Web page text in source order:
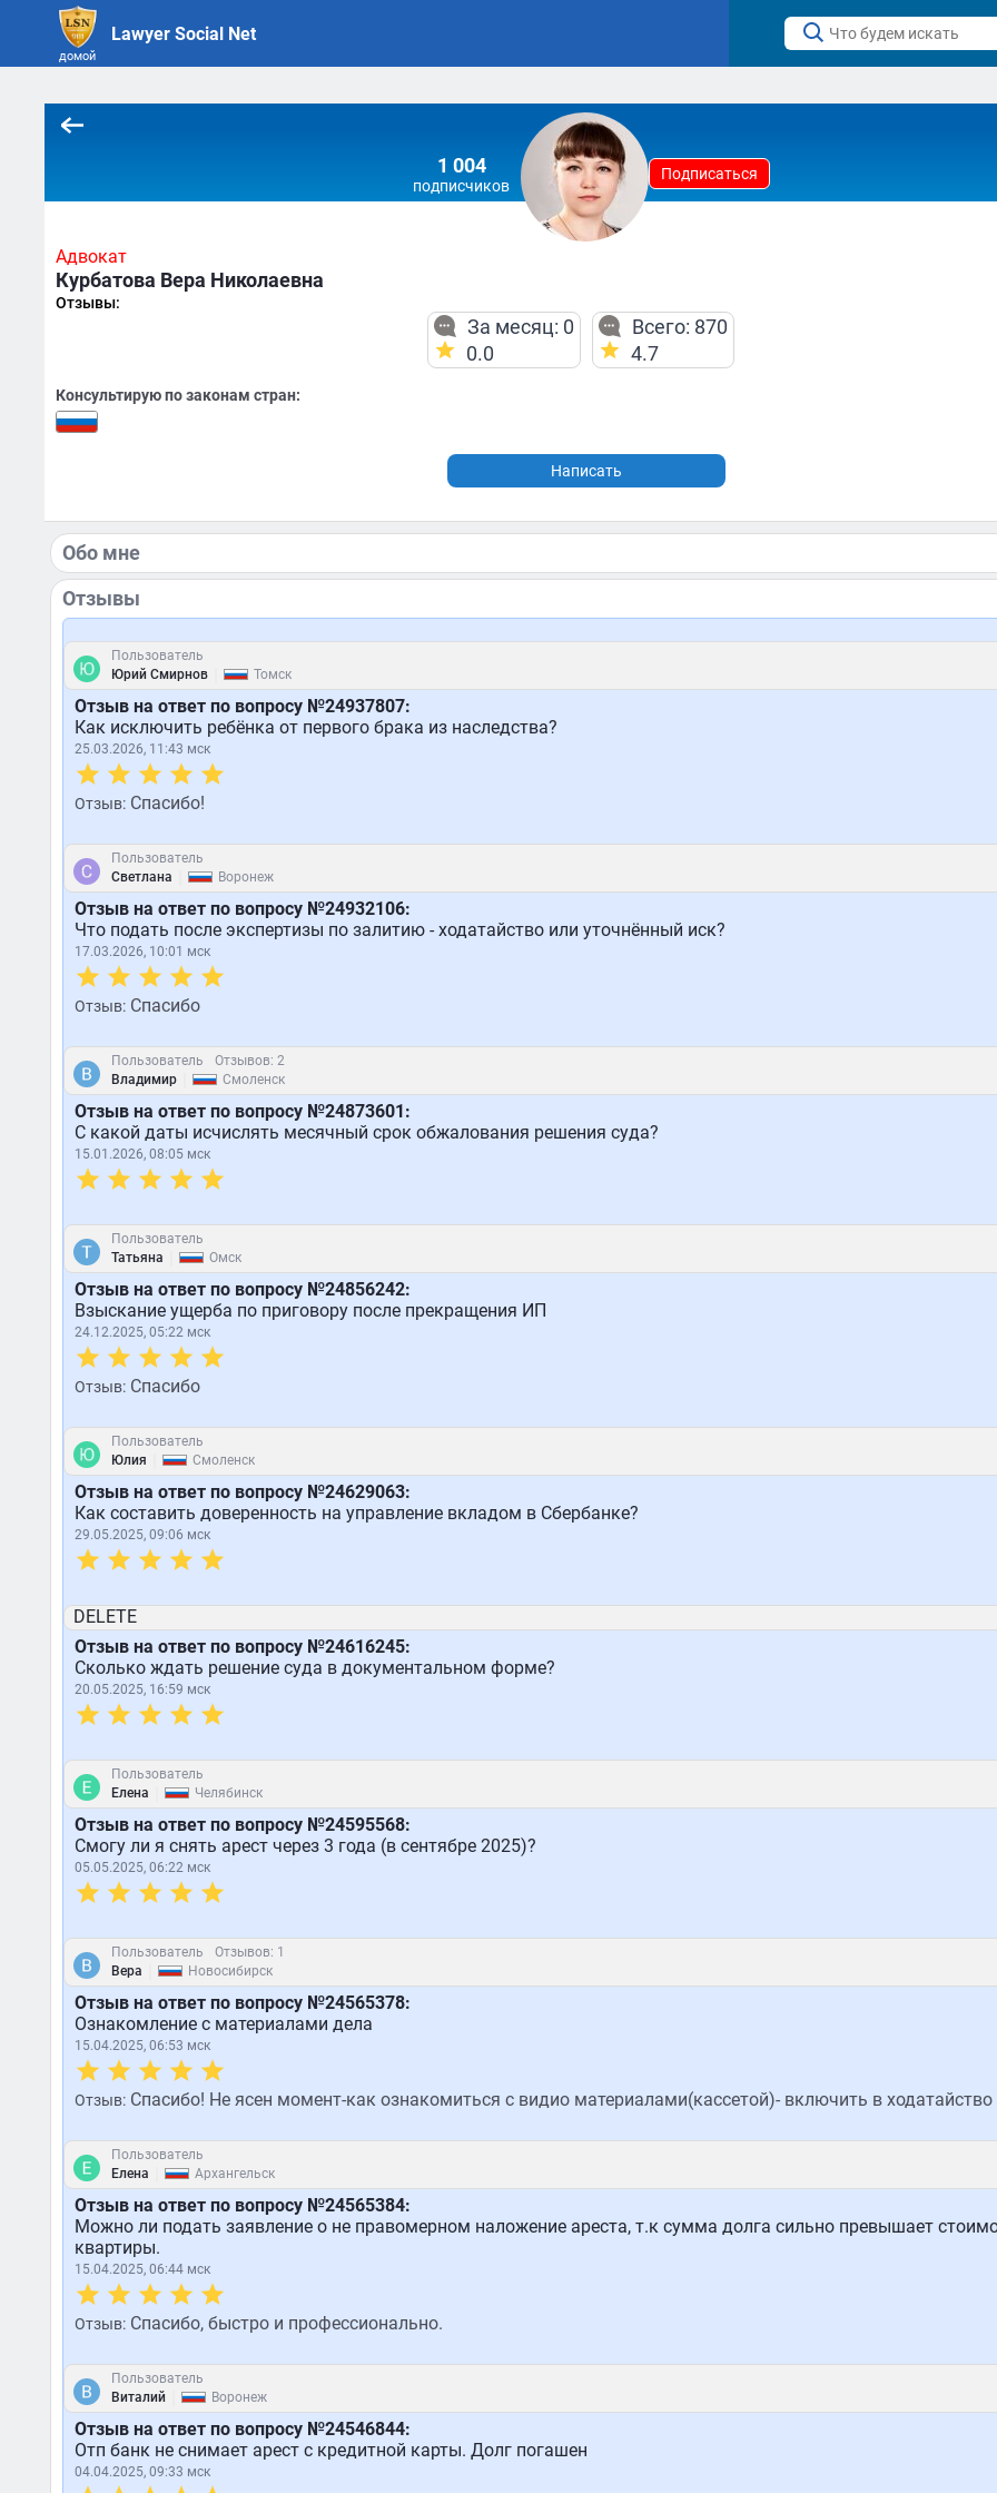
домой
Lawyer Social Net
1 004
подписчиков
Подписаться
Адвокат
Курбатова Вера Николаевна
Отзывы:
За месяц: 0
0.0
Всего: 870
4.7
Консультирую по законам стран:
Написать
Обо мне
Отзывы
Пользователь
Юрий Смирнов
Томск
Отзыв на ответ по вопросу №24937807:
Как исключить ребёнка от первого брака из наследства?
25.03.2026, 11:43 мск
Отзыв:Спасибо!
Пользователь
Светлана
Воронеж
Отзыв на ответ по вопросу №24932106:
Что подать после экспертизы по залитию - ходатайство или уточнённый иск?
17.03.2026, 10:01 мск
Отзыв:Спасибо
Пользователь
Отзывов: 2
Владимир
Смоленск
Отзыв на ответ по вопросу №24873601:
С какой даты исчислять месячный срок обжалования решения суда?
15.01.2026, 08:05 мск
Пользователь
Татьяна
Омск
Отзыв на ответ по вопросу №24856242:
Взыскание ущерба по приговору после прекращения ИП
24.12.2025, 05:22 мск
Отзыв:Спасибо
Пользователь
Юлия
Смоленск
Отзыв на ответ по вопросу №24629063:
Как составить доверенность на управление вкладом в Сбербанке?
29.05.2025, 09:06 мск
DELETE
Отзыв на ответ по вопросу №24616245:
Сколько ждать решение суда в документальном форме?
20.05.2025, 16:59 мск
Пользователь
Елена
Челябинск
Отзыв на ответ по вопросу №24595568:
Смогу ли я снять арест через 3 года (в сентябре 2025)?
05.05.2025, 06:22 мск
Пользователь
Отзывов: 1
Вера
Новосибирск
Отзыв на ответ по вопросу №24565378:
Ознакомление с материалами дела
15.04.2025, 06:53 мск
Отзыв:Спасибо! Не ясен момент-как ознакомиться с видио материалами(кассетой)- включить в ходатайство
Пользователь
Елена
Архангельск
Отзыв на ответ по вопросу №24565384:
Можно ли подать заявление о не правомерном наложение ареста, т.к сумма долга сильно превышает
квартиры.
15.04.2025, 06:44 мск
Отзыв:Спасибо, быстро и профессионально.
Пользователь
Виталий
Воронеж
Отзыв на ответ по вопросу №24546844:
Отп банк не снимает арест с кредитной карты. Долг погашен
04.04.2025, 09:33 мск